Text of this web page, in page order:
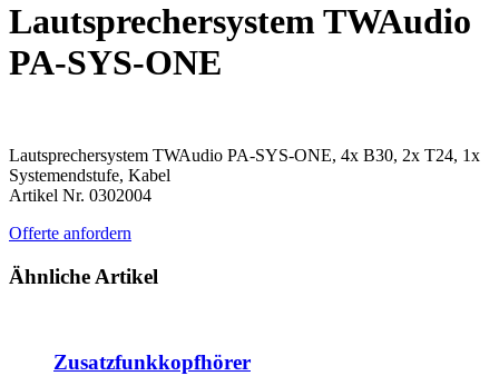
Lautsprechersystem TWAudio
PA-SYS-ONE
Lautsprechersystem TWAudio PA-SYS-ONE, 4x B30, 2x T24, 1x
Systemendstufe, Kabel
Artikel Nr. 0302004
Offerte anfordern
Ähnliche Artikel
Zusatzfunkkopfhörer